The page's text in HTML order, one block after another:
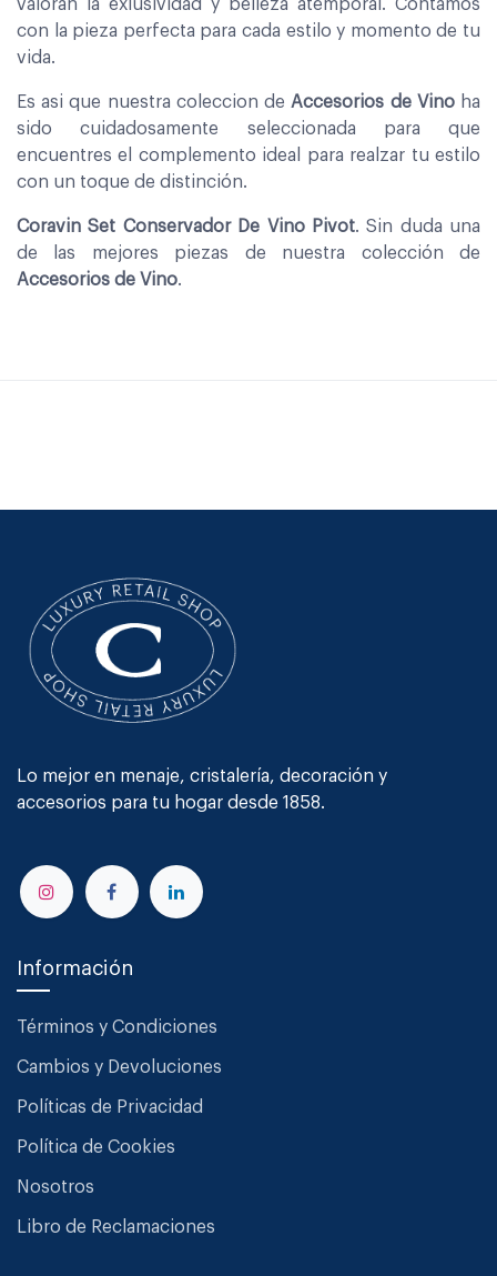
valoran la exlusividad y belleza atemporal. Contamos
con la pieza perfecta para cada estilo y momento de tu
vida.
Es asi que nuestra coleccion de Accesorios de Vinoha
sido cuidadosamente seleccionada para que
encuentres el complemento ideal para realzar tu estilo
con un toque de distinción.
Coravin Set Conservador De Vino Pivot. Sin duda una
de las mejores piezas de nuestra colección de
Accesorios de Vino.
Lo mejor en menaje, cristalería, decoración y
accesorios para tu hogar desde 1858.
Información
Términos y Condiciones
Cambios y Devoluciones
Políticas de Privacidad
Política de Cookies
Nosotros
Libro de Reclamaciones